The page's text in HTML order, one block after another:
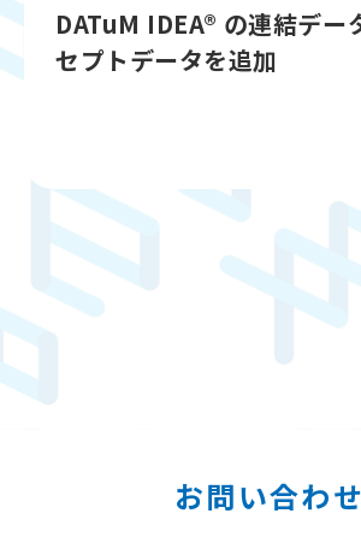
お知らせ
よくあるご質問
お問い合わせ
DATuM IDEA® の連結デー
セプトデータを追加
お問い合わせ